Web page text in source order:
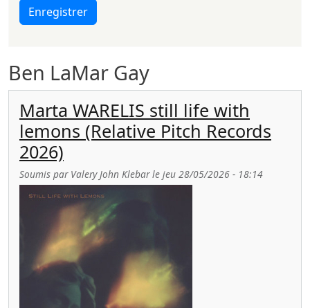
Ben LaMar Gay
Marta WARELIS still life with
lemons (Relative Pitch Records
2026)
Soumis par Valery John Klebarle jeu 28/05/2026 - 18:14
Enregistrer